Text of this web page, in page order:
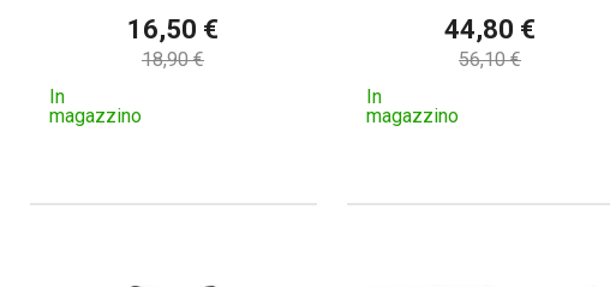
16,50 €
18,90 €
In
magazzino
44,80 €
56,10 €
In
magazzino